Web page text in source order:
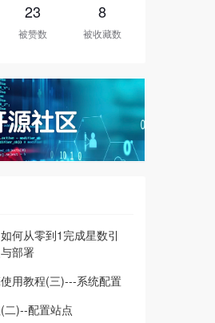
23
被赞数
8
被收藏数
何从零到1完成星数引
部署
用教程(三)---系统配置
二)--配置站点